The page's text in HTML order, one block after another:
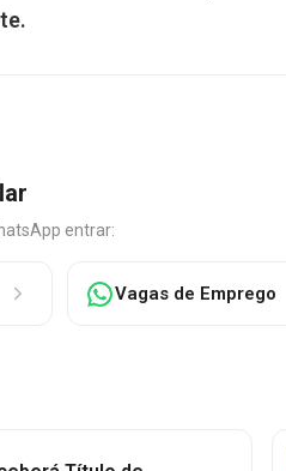
entrar:
Vagas de Emprego